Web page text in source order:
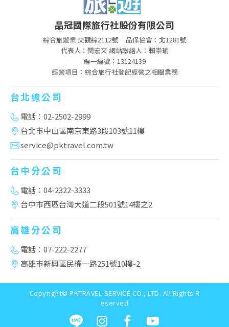
品冠國際旅行社股份有限公司
綜合旅遊業 交觀綜2112號
品保協會：北1281號
代表人：関宏文 網站聯絡人：賴崇瑜
編一編號：13124139
經營項目：綜合旅行社登記經營之相關業務
台北總公司
電話：02-2502-2999
台北市中山區南京東路3段103號11樓
service@pktravel.com.tw
台中分公司
電話：04-2322-3333
台中市西區台灣大道二段501號14樓之2
高雄分公司
電話：07-222-2277
高雄市新興區民權一路251號10樓-2
Copyright© PKTRAVEL SERVICE CO., LTD. All Rights R
eserved